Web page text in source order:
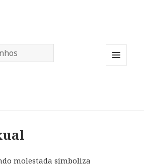
molestada simboliza